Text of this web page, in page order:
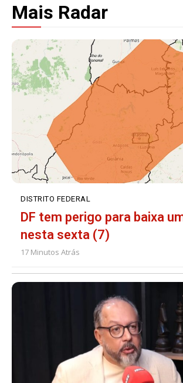
Mais Radar
DISTRITO FEDERAL
DF tem perigo para baixa
nesta sexta (7)
17 Minutos Atrás